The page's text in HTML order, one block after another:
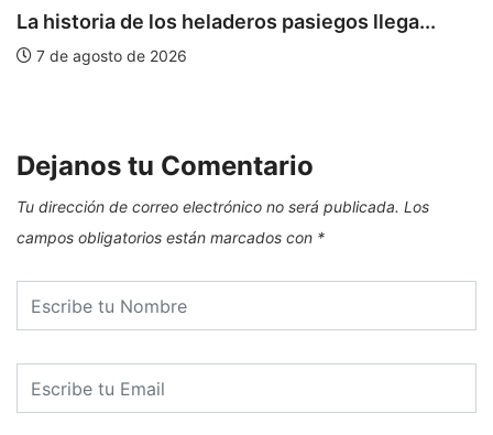
La historia de los heladeros pasiegos llega...
7 de agosto de 2026
Dejanos tu Comentario
Tu dirección de correo electrónico no será publicada. Los
campos obligatorios están marcados con *